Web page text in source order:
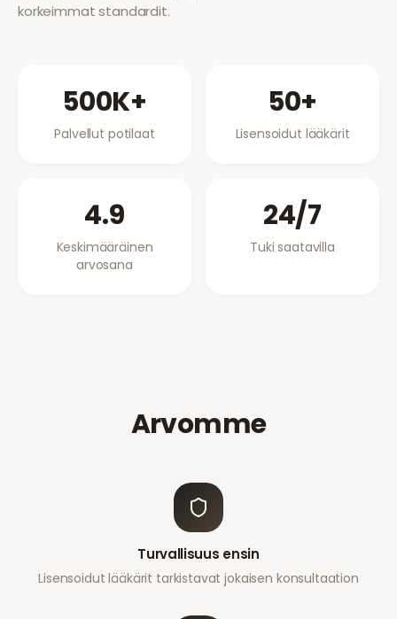
korkeimmat standardit.
500K+
Palvellut potilaat
50+
Lisensoidut lääkärit
4.9
Keskimääräinen
arvosana
24/7
Tuki saatavilla
Arvomme
Turvallisuus ensin
Lisensoidut lääkärit tarkistavat jokaisen konsultaation